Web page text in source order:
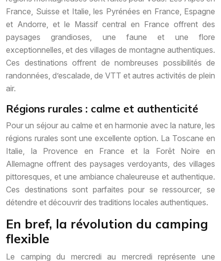
France, Suisse et Italie, les Pyrénées en France, Espagne
et Andorre, et le Massif central en France offrent des
paysages grandioses, une faune et une flore
exceptionnelles, et des villages de montagne authentiques.
Ces destinations offrent de nombreuses possibilités de
randonnées, d’escalade, de VTT et autres activités de plein
air.
Régions rurales : calme et authenticité
Pour un séjour au calme et en harmonie avec la nature, les
régions rurales sont une excellente option. La Toscane en
Italie, la Provence en France et la Forêt Noire en
Allemagne offrent des paysages verdoyants, des villages
pittoresques, et une ambiance chaleureuse et authentique.
Ces destinations sont parfaites pour se ressourcer, se
détendre et découvrir des traditions locales authentiques.
En bref, la révolution du camping
flexible
Le camping du mercredi au mercredi représente une